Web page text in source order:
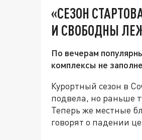
«СЕЗОН
И СВОБОДНЫ
По вечерам
комплексы не
Курортный сезон в
подвела, но раньше
Теперь же местные
говорят о падении